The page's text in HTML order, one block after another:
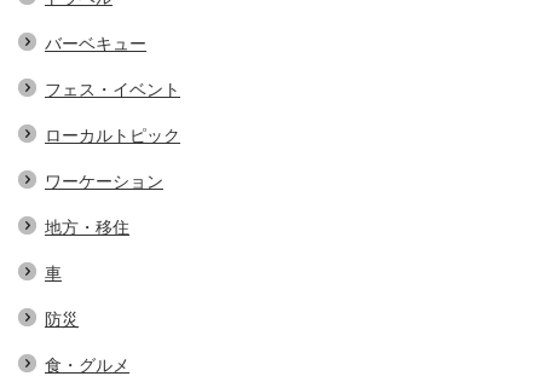
バーベキュー
フェス・イベント
ローカルトピック
ワーケーション
地方・移住
車
防災
食・グルメ